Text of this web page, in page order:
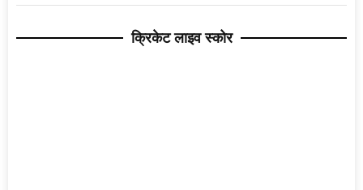
क्रिकेट लाइव स्कोर